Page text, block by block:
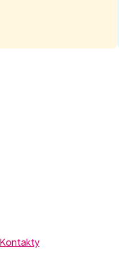
Kontakty